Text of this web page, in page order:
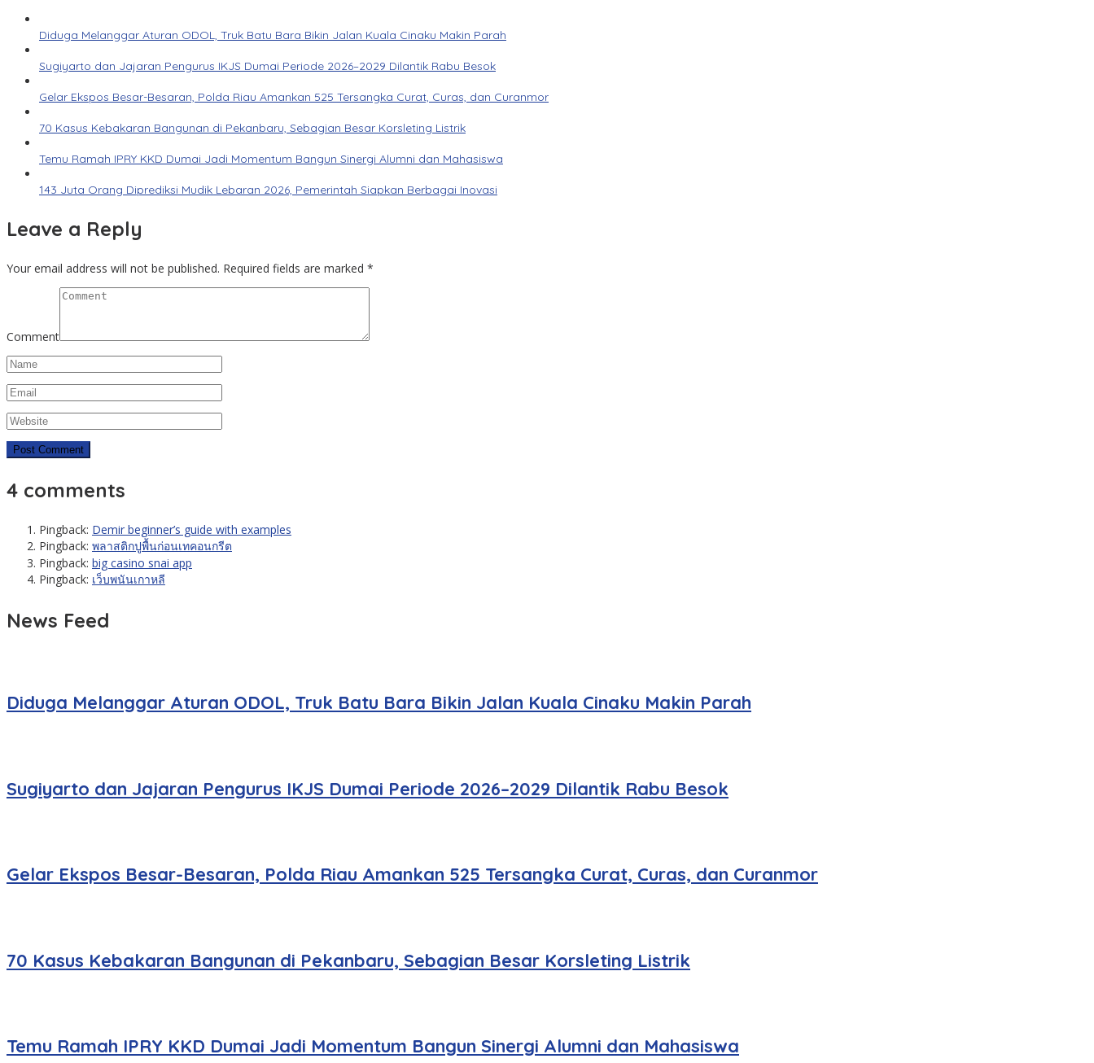
Diduga Melanggar Aturan ODOL, Truk Batu Bara Bikin Jalan Kuala Cinaku Makin Parah
Sugiyarto dan Jajaran Pengurus IKJS Dumai Periode 2026–2029 Dilantik Rabu Besok
Gelar Ekspos Besar-Besaran, Polda Riau Amankan 525 Tersangka Curat, Curas, dan Curanmor
70 Kasus Kebakaran Bangunan di Pekanbaru, Sebagian Besar Korsleting Listrik
Temu Ramah IPRY KKD Dumai Jadi Momentum Bangun Sinergi Alumni dan Mahasiswa
143 Juta Orang Diprediksi Mudik Lebaran 2026, Pemerintah Siapkan Berbagai Inovasi
Leave a Reply
Your email address will not be published. Required fields are marked *
Comment
4 comments
Pingback: Demir beginner’s guide with examples
Pingback: พลาสติกปูพื้นก่อนเทคอนกรีต
Pingback: big casino snai app
Pingback: เว็บพนันเกาหลี
News Feed
Diduga Melanggar Aturan ODOL, Truk Batu Bara Bikin Jalan Kuala Cinaku Makin Parah
Sugiyarto dan Jajaran Pengurus IKJS Dumai Periode 2026–2029 Dilantik Rabu Besok
Gelar Ekspos Besar-Besaran, Polda Riau Amankan 525 Tersangka Curat, Curas, dan Curanmor
70 Kasus Kebakaran Bangunan di Pekanbaru, Sebagian Besar Korsleting Listrik
Temu Ramah IPRY KKD Dumai Jadi Momentum Bangun Sinergi Alumni dan Mahasiswa